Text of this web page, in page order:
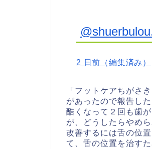
2 日前（編集済み）
「フットケアちがさ
があったので報告した
酷くなって２回も歯
が、どうしたらやめ
改善するには舌の位
て、舌の位置を治す